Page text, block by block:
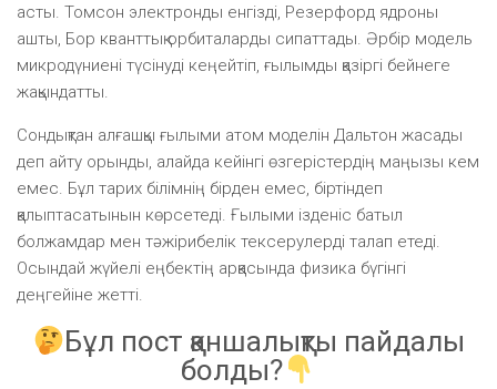
асты. Томсон электронды енгізді, Резерфорд ядроны
ашты, Бор кванттық орбиталарды сипаттады. Әрбір модель
микродүниені түсінуді кеңейтіп, ғылымды қазіргі бейнеге
жақындатты.
Сондықтан алғашқы ғылыми атом моделін Дальтон жасады
деп айту орынды, алайда кейінгі өзгерістердің маңызы кем
емес. Бұл тарих білімнің бірден емес, біртіндеп
қалыптасатынын көрсетеді. Ғылыми ізденіс батыл
болжамдар мен тәжірибелік тексерулерді талап етеді.
Осындай жүйелі еңбектің арқасында физика бүгінгі
деңгейіне жетті.
Бұл пост қаншалықты пайдалы
болды?